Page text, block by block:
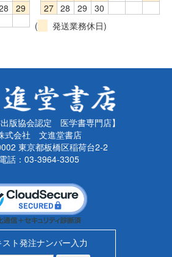
29
27 28 29
30
(
発送業務休日)
出版協会認定 医学書専門店】
式会社 文進堂書店
東京都板橋区稲荷台2-2
電話：03-3964-3305
スト発注ナンバー入力